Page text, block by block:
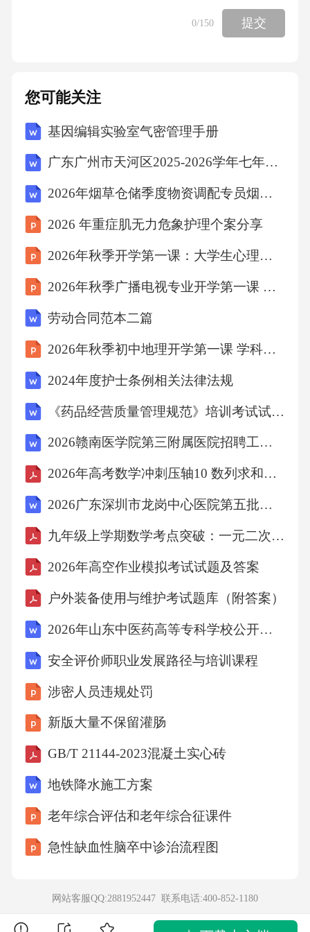
0/150 提交
您可能关注
基因编辑实验室气密管理手册
广东广州市天河区2025-2026学年七年级第一学期期末语文试卷（文字版含答案）
2026年烟草仓储季度物资调配专员烟草公司招聘考试笔试试题（含答案）
2026 年重症肌无力危象护理个案分享
2026年秋季开学第一课：大学生心理健康
2026年秋季广播电视专业开学第一课 校友经验与职业启示课件
劳动合同范本二篇
2026年秋季初中地理开学第一课 学科之美发现教案
2024年度护士条例相关法律法规
《药品经营质量管理规范》培训考试试题(附答案)
2026赣南医学院第三附属医院招聘工作人员4人笔试参考题库及答案详解
2026年高考数学冲刺压轴10 数列求和的3大核心题型（解析版）
2026广东深圳市龙岗中心医院第五批招聘聘员5人笔试模拟试题及答案详解
九年级上学期数学考点突破：一元二次方程 章末复习题（含答案）
2026年高空作业模拟考试试题及答案
户外装备使用与维护考试题库（附答案）
2026年山东中医药高等专科学校公开招聘人员笔试模拟试题及答案详解
安全评价师职业发展路径与培训课程
涉密人员违规处罚
新版大量不保留灌肠
GB/T 21144-2023混凝土实心砖
地铁降水施工方案
老年综合评估和老年综合征课件
急性缺血性脑卒中诊治流程图
网站客服QQ:2881952447 联系电话:400-852-1180